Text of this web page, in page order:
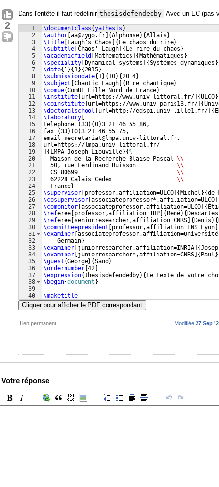
2
Dans l'entête il faut redéfinir thesisdefendedby Avec un EC (pas
1
2
3
4
5
6
7
8
9
10
11
12
13
14
15
16
17
18
19
20
21
22
23
24
25
26
27
28
29
30
31
32
33
34
35
36
37
38
39
40
41
\documentclass{yathesis }
\author aa@zygo.fr {Alphonse}{Allais }
\title
Laugh's Chaos { Le chaos du rire}
\subtitle Chaos' Laugh { Le rire du chaos }
\academicfield
Mathematics { Mathématiques }
\speciality
Dynamical systems {Systèmes dynamiques }
\date{ 1}{ 1}{2015}
\submissiondate{ 1}{ 10}{2014}
\subject Chaotic Laugh { Rire chaotique}
\comue{ComUE Lille Nord de France}
\institute url=https://www.univ-littoral.fr/ {ULCO}
\coinstitute url=https://www.univ-paris13.fr/ {
\doctoralschool
url=http://edspi.univ-lille1.fr/ {
\laboratory
telephone=(33) (0)3 21 46 55 86,
fax=(33) (0)3 21 46 55 75,
email=secretariat@lmpa.univ-littoral.fr,
url=https://lmpa.univ-littoral.fr/
{ LMPA Joseph Liouville}{%
  Maison de la Recherche Blaise Pascal
\\
  50, rue Ferdinand Buisson
\\
  CS 80699
\\
  62228 Calais Cedex
\\
  France
}
\supervisor professor,affiliation=ULCO { Michel }{de
\cosupervisor associateprofessor*,affiliation=ULCO
\comonitor associateprofessor,affiliation=ULCO {
\referee professor,affiliation=IHP { René}{ Descartes
\referee seniorresearcher,affiliation=CNRS { Denis }{
\committeepresident
professor,affiliation=ENS Lyon
\examiner associateprofessor,affiliation=Université
    Germain
}
\examiner juniorresearcher,affiliation=INRIA {
\examiner juniorresearcher*,affiliation=CNRS { Paul }
\guest{George}{Sand }
\ordernumber 42
\expression{thesisdefendedby}{ Le texte de votre
\begin{document }
\maketitle
Cliquer pour afficher le PDF correspondant
Lien permanent Modifiée 27 Sep
Votre réponse